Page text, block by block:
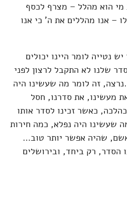
הוא מהלל – מצרף לכסף
– אנו מהללים את ה' כי אנו
לומר היינו יכולים
שלנו לא התקבל לרצון לפני
זה לומר מה שעשינו היה
מעשינו, את סדרנו, חסל
כאשר זכינו לסדר אותו
שעשינו היה נפלא, כמה חירות
שהיה אפשר יותר טוב…
רק ביחד, ובירושלים